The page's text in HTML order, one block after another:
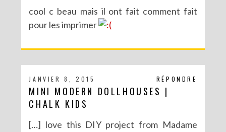
cool c beau mais il ont fait comment fait
pour les imprimer
RÉPONDRE
JANVIER 8, 2015
MINI MODERN DOLLHOUSES |
CHALK KIDS
[…] love this DIY project from Madame